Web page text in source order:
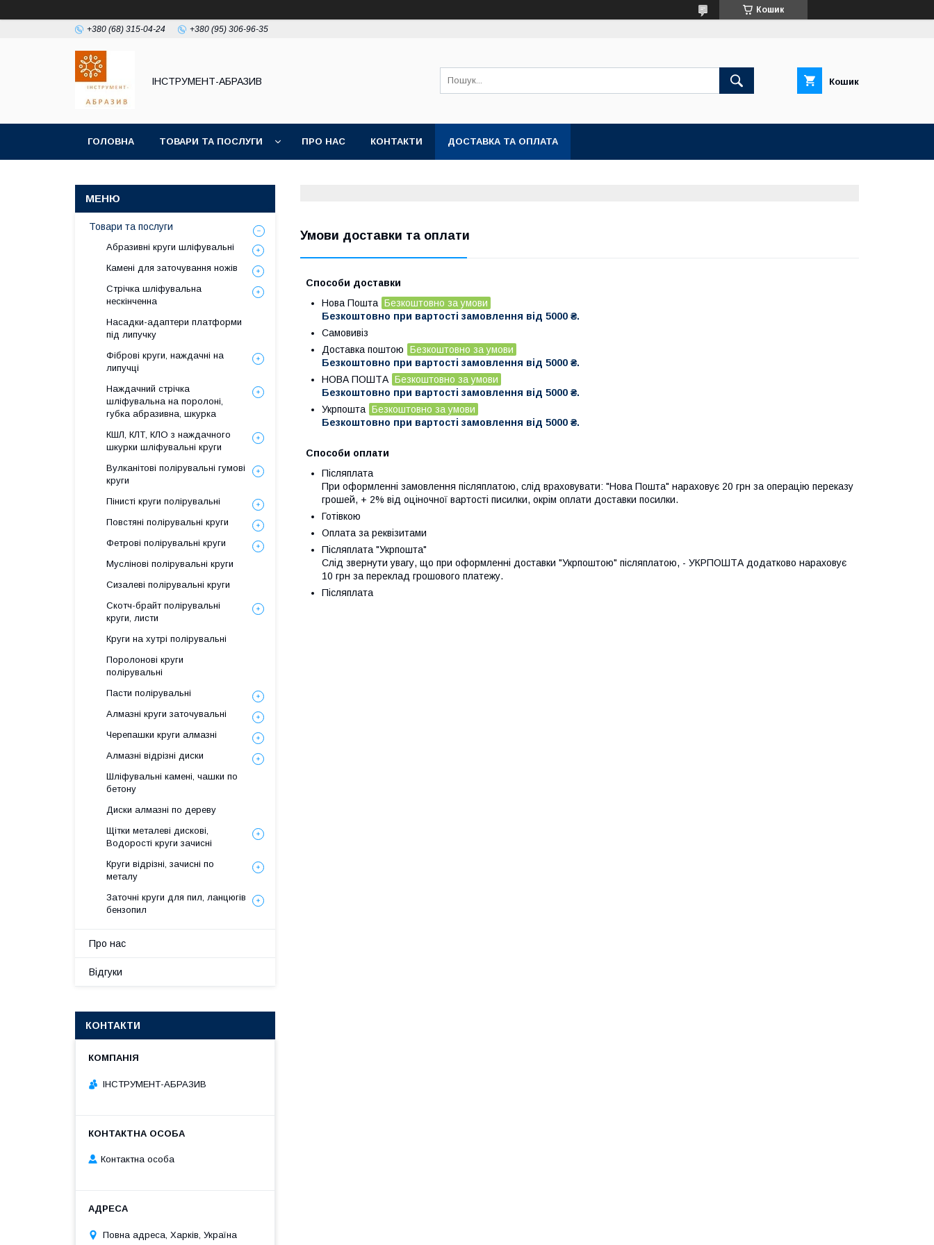
Кошик
+380 (68) 315-04-24 +380 (95) 306-96-35
ІНСТРУМЕНТ-АБРАЗИВ Кошик
ГОЛОВНА ТОВАРИ ТА ПОСЛУГИ ПРО НАС КОНТАКТИ ДОСТАВКА ТА ОПЛАТА
Умови доставки та оплати
Способи доставки
Нова Пошта Безкоштовно за умови
Безкоштовно при вартості замовлення від 5000 ₴.
Самовивіз
Доставка поштою
Безкоштовно за умови
Безкоштовно при вартості замовлення від 5000 ₴.
НОВА ПОШТА Безкоштовно за умови
Безкоштовно при вартості замовлення від 5000 ₴.
Укрпошта Безкоштовно за умови
Безкоштовно при вартості замовлення від 5000 ₴.
Способи оплати
Післяплата
При оформленні замовлення післяплатою, слід враховувати: "Нова Пошта" нараховує 20 грн за операцію переказу
грошей, + 2% від оціночної вартості писилки, окрім оплати доставки посилки.
Готівкою
Оплата за реквізитами
Післяплата "Укрпошта"
Слід звернути увагу, що при оформленні доставки "Укрпоштою" післяплатою, - УКРПОШТА додатково нараховує
10 грн за переклад грошового платежу.
Післяплата
Товари та послуги
Абразивні круги шліфувальні
Камені для заточування ножів
Стрічка шліфувальна
нескінченна
Насадки-адаптери платформи
під липучку
Фіброві круги, наждачні на
липучці
Наждачний стрічка
шліфувальна на поролоні,
губка абразивна, шкурка
КШЛ, КЛТ, КЛО з наждачного
шкурки шліфувальні круги
Вулканітові полірувальні гумові
круги
Пінисті круги полірувальні
Повстяні полірувальні круги
Фетрові полірувальні круги
Муслінові полірувальні круги
Сизалеві полірувальні круги
Скотч-брайт полірувальні
круги, листи
Круги на хутрі полірувальні
Поролонові круги
полірувальні
Пасти полірувальні
Алмазні круги заточувальні
Черепашки круги алмазні
Алмазні відрізні диски
Шліфувальні камені, чашки по
бетону
Диски алмазні по дереву
Щітки металеві дискові,
Водорості круги зачисні
Круги відрізні, зачисні по
металу
Заточні круги для пил, ланцюгів
бензопил
Про нас
Відгуки
КОНТАКТИ
ІНСТРУМЕНТ-АБРАЗИВ
Контактна особа
Повна адреса, Харків, Україна